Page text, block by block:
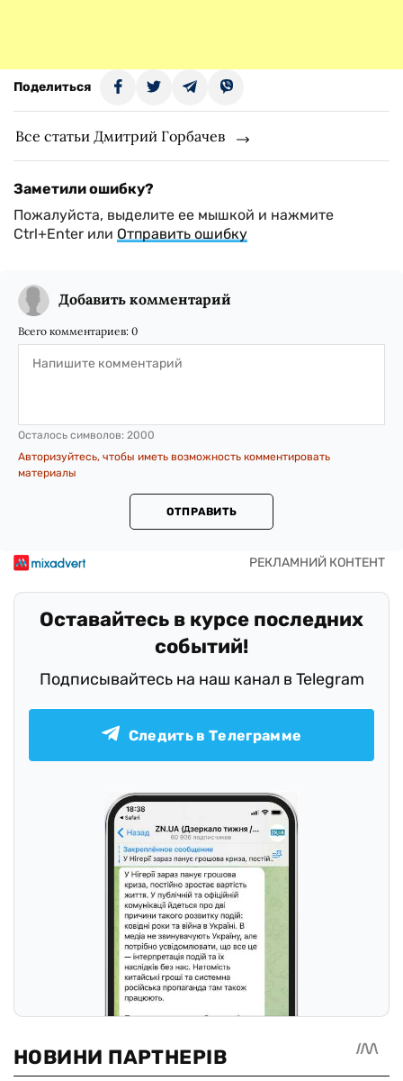
Поделиться
Все статьи Дмитрий Горбачев
Заметили ошибку?
Пожалуйста, выделите ее мышкой и нажмите
Ctrl+Enter или Отправить ошибку
Добавить комментарий
Всего комментариев: 0
Осталось символов: 2000
Авторизуйтесь, чтобы иметь возможность комментировать
материалы
ОТПРАВИТЬ
Оставайтесь в курсе последних
событий!
Подписывайтесь на наш канал в Telegram
Следить в Телеграмме